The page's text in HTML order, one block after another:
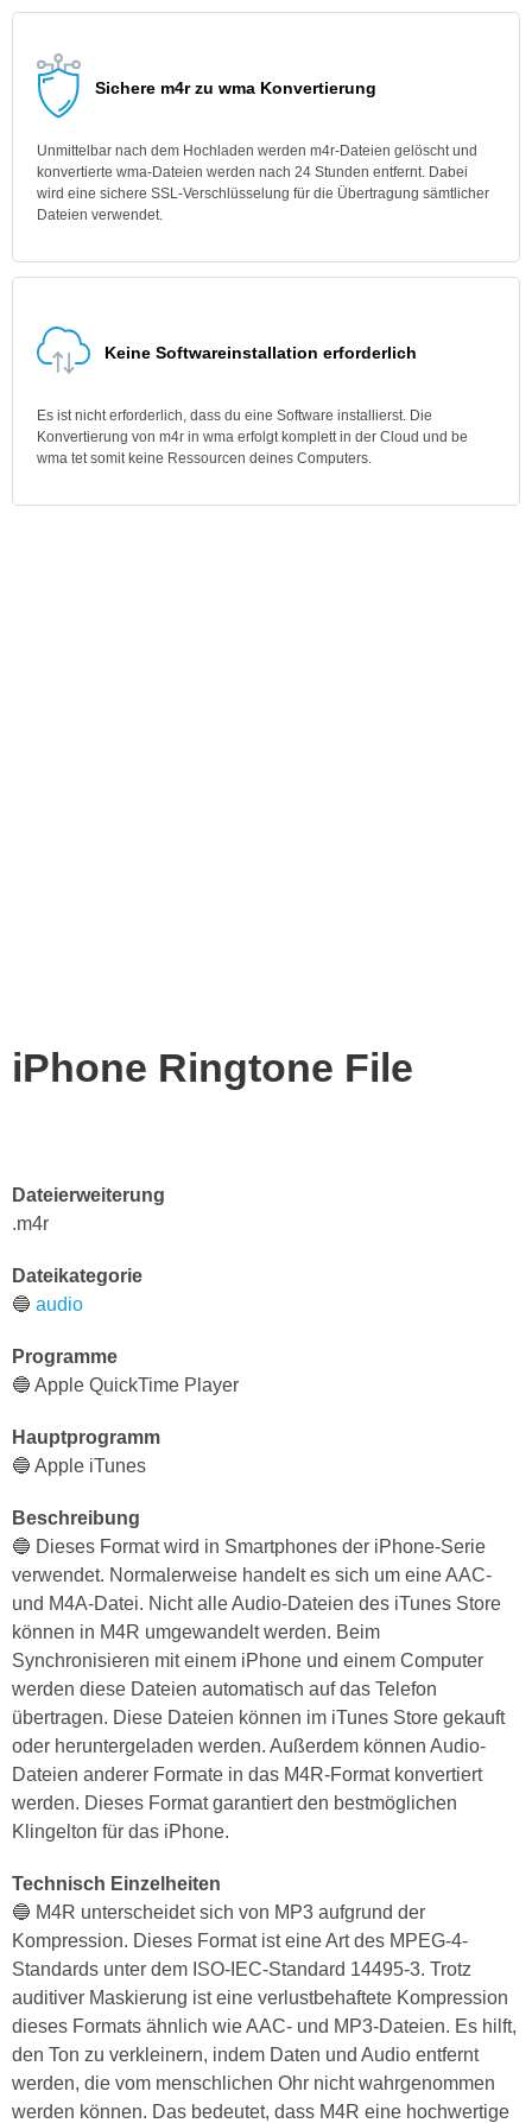
Sichere m4r zu wma Konvertierung
Unmittelbar nach dem Hochladen werden m4r-Dateien gelöscht und
konvertierte wma-Dateien werden nach 24 Stunden entfernt. Dabei
wird eine sichere SSL-Verschlüsselung für die Übertragung sämtlicher
Dateien verwendet.
Keine Softwareinstallation erforderlich
Es ist nicht erforderlich, dass du eine Software installierst. Die
Konvertierung von m4r in wma erfolgt komplett in der Cloud und be
wma tet somit keine Ressourcen deines Computers.
iPhone Ringtone File
Dateierweiterung
.m4r
Dateikategorie
🔵 audio
Programme
🔵 Apple QuickTime Player
Hauptprogramm
🔵 Apple iTunes
Beschreibung
🔵 Dieses Format wird in Smartphones der iPhone-Serie
verwendet. Normalerweise handelt es sich um eine AAC-
und M4A-Datei. Nicht alle Audio-Dateien des iTunes Store
können in M4R umgewandelt werden. Beim
Synchronisieren mit einem iPhone und einem Computer
werden diese Dateien automatisch auf das Telefon
übertragen. Diese Dateien können im iTunes Store gekauft
oder heruntergeladen werden. Außerdem können Audio-
Dateien anderer Formate in das M4R-Format konvertiert
werden. Dieses Format garantiert den bestmöglichen
Klingelton für das iPhone.
Technisch Einzelheiten
🔵 M4R unterscheidet sich von MP3 aufgrund der
Kompression. Dieses Format ist eine Art des MPEG-4-
Standards unter dem ISO-IEC-Standard 14495-3. Trotz
auditiver Maskierung ist eine verlustbehaftete Kompression
dieses Formats ähnlich wie AAC- und MP3-Dateien. Es hilft,
den Ton zu verkleinern, indem Daten und Audio entfernt
werden, die vom menschlichen Ohr nicht wahrgenommen
werden können. Das bedeutet, dass M4R eine hochwertige